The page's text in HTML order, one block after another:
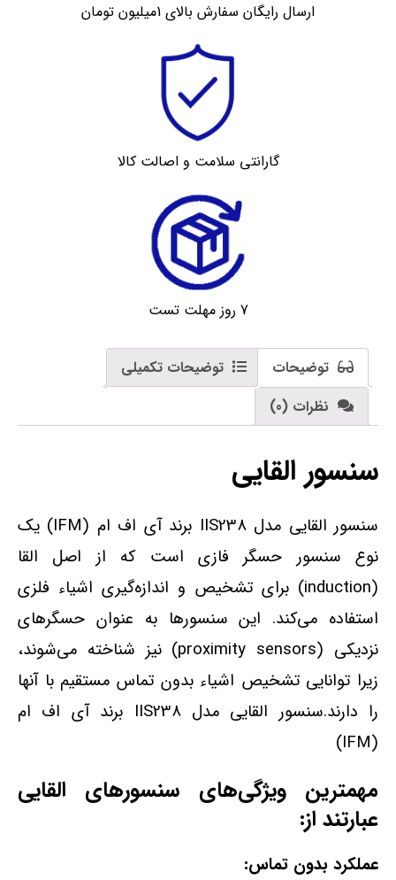
ارسال رایگان سفارش بالای 1میلیون تومان
گارانتی سلامت و اصالت کالا
7 روز مهلت تست
توضیحات
توضیحات تکمیلی
نظرات (0)
سنسور القایی
سنسور القایی مدل IIS238 برند آی اف ام (IFM) یک
نوع سنسور حسگر فازی است که از اصل القا
(induction) برای تشخیص و اندازه‌گیری اشیاء فلزی
استفاده می‌کند. این سنسورها به عنوان حسگرهای
نزدیکی (proximity sensors) نیز شناخته می‌شوند،
زیرا توانایی تشخیص اشیاء بدون تماس مستقیم با آنها
را دارند.سنسور القایی مدل IIS238 برند آی اف ام
(IFM)
مهمترین ویژگی‌های سنسورهای القایی
عبارتند از:
عملکرد بدون تماس: